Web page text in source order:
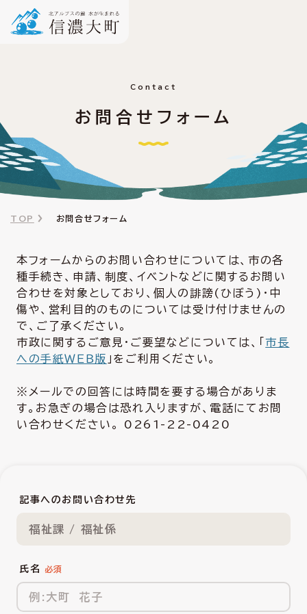
Contact
お問合せフォーム
TOP お問合せフォーム
本フォームからのお問い合わせについては、市の各
種手続き、申請、制度、イベントなどに関するお問い
合わせを対象としており、個人の誹謗(ひぼう)・中
傷や、営利目的のものについては受け付けませんの
で、ご了承ください。
市政に関するご意見・ご要望などについては、「市長
への手紙ＷＥＢ版 」をご利用ください。
※メールでの回答には時間を要する場合がありま
す。お急ぎの場合は恐れ入りますが、電話にてお問
い合わせください。 0261-22-0420
記事へのお問い合わせ先
福祉課 / 福祉係
氏名